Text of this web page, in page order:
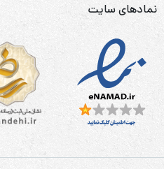
نمادهای سایت